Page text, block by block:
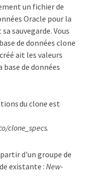
un fichier de
Oracle pour la
sauvegarde. Vous
de données clone
ait les valeurs
de données
du clone est
clone_specs.
d'un groupe de
existante : New-